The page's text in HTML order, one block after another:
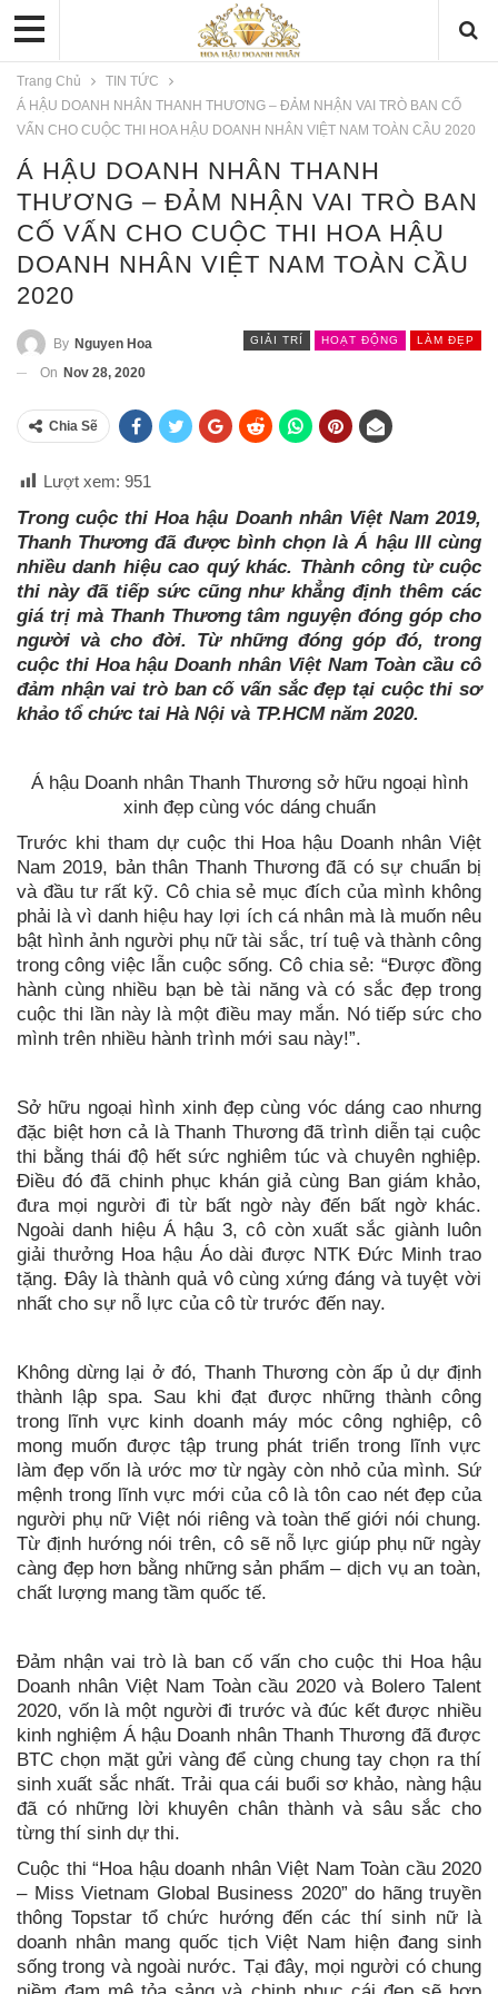
Trang Chủ
TIN TỨC
Á HẬU DOANH NHÂN THANH THƯƠNG – ĐẢM NHẬN VAI TRÒ BAN CỐ
VẤN CHO CUỘC THI HOA HẬU DOANH NHÂN VIỆT NAM TOÀN CẦU 2020
Á HẬU DOANH NHÂN THANH
THƯƠNG – ĐẢM NHẬN VAI TRÒ BAN
CỐ VẤN CHO CUỘC THI HOA HẬU
DOANH NHÂN VIỆT NAM TOÀN CẦU
2020
GIẢI TRÍ HOẠT ĐỘNG LÀM ĐẸP
By Nguyen Hoa
On Nov 28, 2020
Chia Sẽ
Lượt xem: 951
Trong cuộc thi Hoa hậu Doanh nhân Việt Nam 2019,
Thanh Thương đã được bình chọn là Á hậu III cùng
nhiều danh hiệu cao quý khác. Thành công từ cuộc
thi này đã tiếp sức cũng như khẳng định thêm các
giá trị mà Thanh Thương tâm nguyện đóng góp cho
người và cho đời. Từ những đóng góp đó, trong
cuộc thi Hoa hậu Doanh nhân Việt Nam Toàn cầu cô
đảm nhận vai trò ban cố vấn sắc đẹp tại cuộc thi sơ
khảo tổ chức tai Hà Nội và TP.HCM năm 2020.
Á hậu Doanh nhân Thanh Thương sở hữu ngoại hình
xinh đẹp cùng vóc dáng chuẩn
Trước khi tham dự cuộc thi Hoa hậu Doanh nhân Việt
Nam 2019, bản thân Thanh Thương đã có sự chuẩn bị
và đầu tư rất kỹ. Cô chia sẻ mục đích của mình không
phải là vì danh hiệu hay lợi ích cá nhân mà là muốn nêu
bật hình ảnh người phụ nữ tài sắc, trí tuệ và thành công
trong công việc lẫn cuộc sống. Cô chia sẻ: “Được đồng
hành cùng nhiều bạn bè tài năng và có sắc đẹp trong
cuộc thi lần này là một điều may mắn. Nó tiếp sức cho
mình trên nhiều hành trình mới sau này!”.
Sở hữu ngoại hình xinh đẹp cùng vóc dáng cao nhưng
đặc biệt hơn cả là Thanh Thương đã trình diễn tại cuộc
thi bằng thái độ hết sức nghiêm túc và chuyên nghiệp.
Điều đó đã chinh phục khán giả cùng Ban giám khảo,
đưa mọi người đi từ bất ngờ này đến bất ngờ khác.
Ngoài danh hiệu Á hậu 3, cô còn xuất sắc giành luôn
giải thưởng Hoa hậu Áo dài được NTK Đức Minh trao
tặng. Đây là thành quả vô cùng xứng đáng và tuyệt vời
nhất cho sự nỗ lực của cô từ trước đến nay.
Không dừng lại ở đó, Thanh Thương còn ấp ủ dự định
thành lập spa. Sau khi đạt được những thành công
trong lĩnh vực kinh doanh máy móc công nghiệp, cô
mong muốn được tập trung phát triển trong lĩnh vực
làm đẹp vốn là ước mơ từ ngày còn nhỏ của mình. Sứ
mệnh trong lĩnh vực mới của cô là tôn cao nét đẹp của
người phụ nữ Việt nói riêng và toàn thế giới nói chung.
Từ định hướng nói trên, cô sẽ nỗ lực giúp phụ nữ ngày
càng đẹp hơn bằng những sản phẩm – dịch vụ an toàn,
chất lượng mang tầm quốc tế.
Đảm nhận vai trò là ban cố vấn cho cuộc thi Hoa hậu
Doanh nhân Việt Nam Toàn cầu 2020 và Bolero Talent
2020, vốn là một người đi trước và đúc kết được nhiều
kinh nghiệm Á hậu Doanh nhân Thanh Thương đã được
BTC chọn mặt gửi vàng để cùng chung tay chọn ra thí
sinh xuất sắc nhất. Trải qua cái buổi sơ khảo, nàng hậu
đã có những lời khuyên chân thành và sâu sắc cho
từng thí sinh dự thi.
Cuộc thi “Hoa hậu doanh nhân Việt Nam Toàn cầu 2020
– Miss Vietnam Global Business 2020” do hãng truyền
thông Topstar tổ chức hướng đến các thí sinh nữ là
doanh nhân mang quốc tịch Việt Nam hiện đang sinh
sống trong và ngoài nước. Tại đây, mọi người có chung